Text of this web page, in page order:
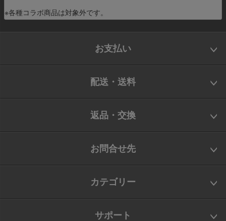
※各種コラボ商品は対象外です。
お支払い
配送・送料
返品・交換
お問合せ先
カテゴリー
サポート